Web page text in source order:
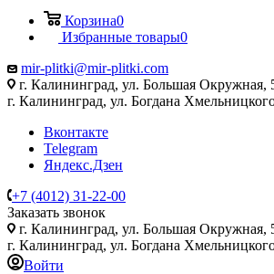
Корзина0
Избранные товары0
mir-plitki@mir-plitki.com
г. Калининград, ул. Большая Окружная,
г. Калининград, ул. Богдана
Вконтакте
Telegram
Яндекс.Дзен
+7 (4012) 31-22-00
Заказать звонок
г. Калининград, ул. Большая Окружная,
г. Калининград, ул. Богдана
Войти